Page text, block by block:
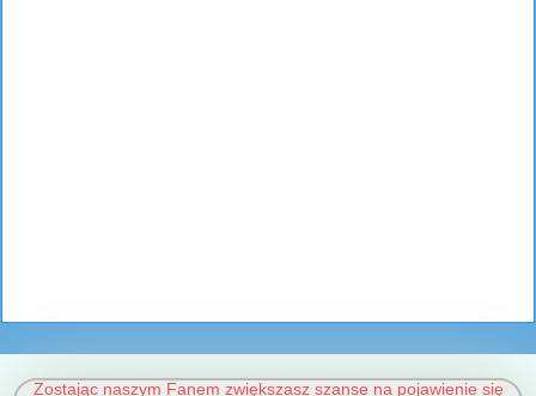
Zostając naszym Fanem zwiększasz szanse na pojawienie się